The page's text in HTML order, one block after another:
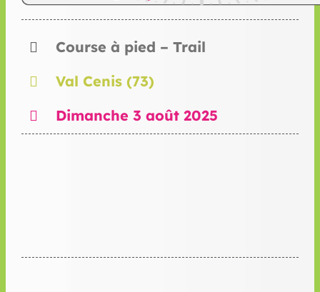
Course à pied – Trail
Val Cenis (73)
Dimanche 3 août 2025